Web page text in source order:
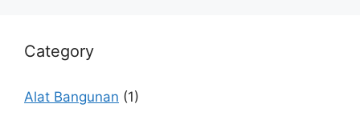
Category
Alat Bangunan (1)